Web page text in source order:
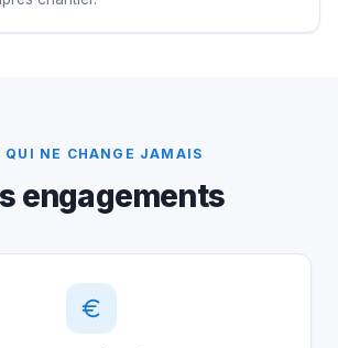
QUI NE CHANGE JAMAIS
engagements